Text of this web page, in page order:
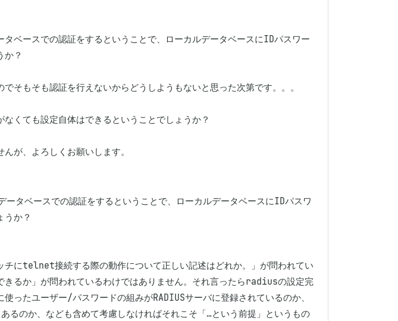
ベースでの認証をするということで、ローカルデータベースにIDパスワー
か？
そもそも認証を行えないからどうしようもないと思った次第です。。。
くても設定自体はできるということでしょうか？
タベースでの認証をするということで、ローカルデータベースにIDパスワ
うか？
チにtelnet接続する際の動作について正しい記述はどれか。」が問われてい
きるか」が問われているわけではありません。それ言ったらradiusの設定完
ったユーザー/パスワードの組みがRADIUSサーバに登録されているのか、
るのか、なども含めて考慮しなければそれこそ「…という前提」というもの